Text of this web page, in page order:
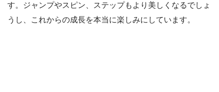
す。ジャンプやスピン、ステップもより美しくなるでしょ
うし、これからの成長を本当に楽しみにしています。